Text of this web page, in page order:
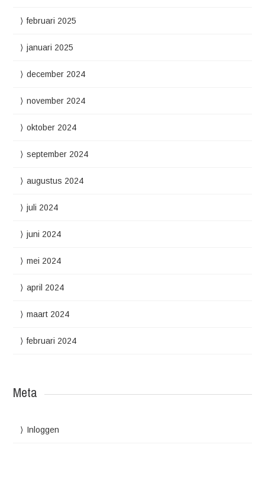
februari 2025
januari 2025
december 2024
november 2024
oktober 2024
september 2024
augustus 2024
juli 2024
juni 2024
mei 2024
april 2024
maart 2024
februari 2024
Meta
Inloggen